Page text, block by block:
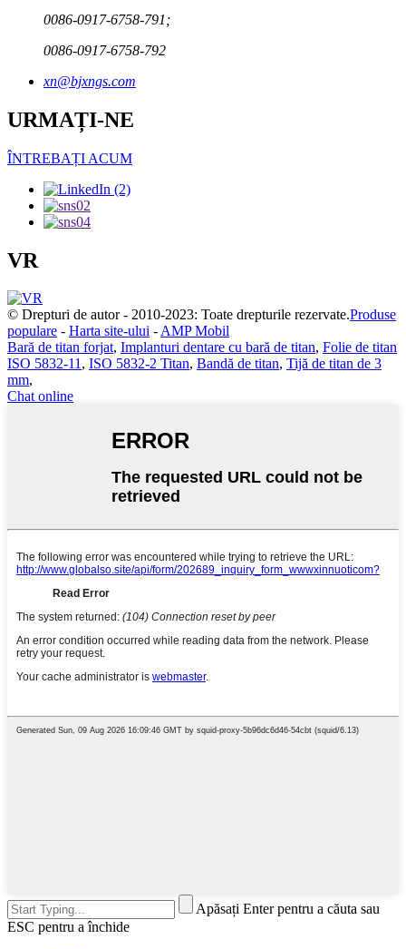
0086-0917-6758-791;
0086-0917-6758-792
xn@bjxngs.com
URMAȚI-NE
ÎNTREBAȚI ACUM
VR
© Drepturi de autor - 2010-2023: Toate drepturile rezervate.Produse
populare - Harta site-ului -AMP Mobil
Bară de titan forjat, Implanturi dentare cu bară de titan, Folie de titan
ISO 5832-11, ISO 5832-2 Titan, Bandă de titan, Tijă de titan de 3
mm,
Chat online
Apăsați Enter pentru a căuta sau
ESC pentru a închide